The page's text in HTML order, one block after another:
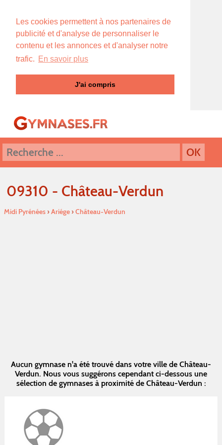
Les cookies permettent à nos partenaires de
publicité et d'analyse de personnaliser le
contenu et les annonces et d'analyser notre
trafic. En savoir plus
J'ai compris
09310 - Château-Verdun
Midi Pyrénées›Ariége›Château-Verdun
Aucun gymnase n'a été trouvé dans votre ville de Château-
Verdun. Nous vous suggérons cependant ci-dessous une
sélection de gymnases à proximité de Château-Verdun :